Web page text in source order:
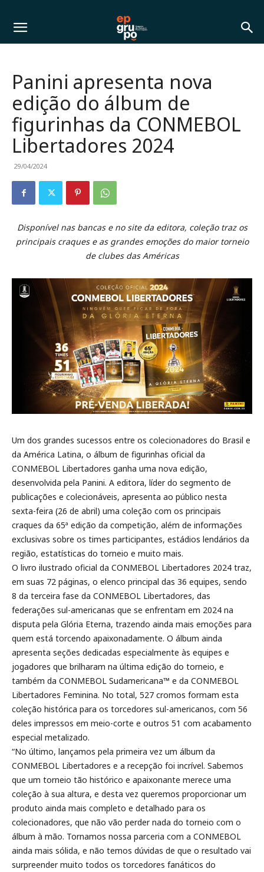
Panini apresenta nova
edição do álbum de
figurinhas da CONMEBOL
Libertadores 2024
29/04/2024
Disponível nas bancas e no site da editora, coleção traz os
principais craques e as grandes emoções do maior torneio
de clubes das Américas
Um dos grandes sucessos entre os colecionadores do Brasil e
da América Latina, o álbum de figurinhas oficial da
CONMEBOL Libertadores ganha uma nova edição,
desenvolvida pela Panini. A editora, líder do segmento de
publicações e colecionáveis, apresenta ao público nesta
sexta-feira (26 de abril) uma coleção com os principais
craques da 65ª edição da competição, além de informações
exclusivas sobre os times participantes, estádios lendários da
região, estatísticas do torneio e muito mais.
O livro ilustrado oficial da CONMEBOL Libertadores 2024 traz,
em suas 72 páginas, o elenco principal das 36 equipes, sendo
8 da terceira fase da CONMEBOL Libertadores, das
federações sul-americanas que se enfrentam em 2024 na
disputa pela Glória Eterna, trazendo ainda mais emoções para
quem está torcendo apaixonadamente. O álbum ainda
apresenta seções dedicadas especialmente às equipes e
jogadores que brilharam na última edição do torneio, e
também da CONMEBOL Sudamericana™ e da CONMEBOL
Libertadores Feminina. No total, 527 cromos formam esta
coleção histórica para os torcedores sul-americanos, com 56
deles impressos em meio-corte e outros 51 com acabamento
especial metalizado.
“No último, lançamos pela primeira vez um álbum da
CONMEBOL Libertadores e a recepção foi incrível. Sabemos
que um torneio tão histórico e apaixonante merece uma
coleção à sua altura, e desta vez queremos proporcionar um
produto ainda mais completo e detalhado para os
colecionadores, que não vão perder nada do torneio com o
álbum à mão. Tornamos nossa parceria com a CONMEBOL
ainda mais sólida, e não temos dúvidas de que o resultado vai
surpreender muito todos os torcedores fanáticos do